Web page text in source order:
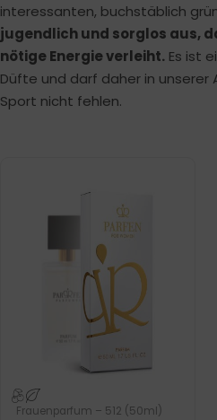
interessanten, buchstäblich
jugendlich und sorglos aus,
nötige Energie verleiht. Es ist
Düfte und darf daher in unserer
Sport nicht fehlen.
Frauenparfum – 512 (50ml)